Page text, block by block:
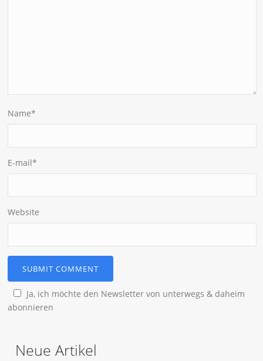
Name*
E-mail*
Website
Ja, ich möchte den Newsletter von unterwegs & daheim
abonnieren
Neue Artikel